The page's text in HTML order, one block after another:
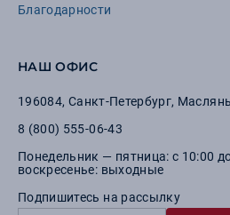
Благодарности
НАШ ОФИС
196084, Санкт-Петербург,
8 (800) 555-06-43
Понедельник — пятница: с 10:00
воскресенье: выходные
Подпишитесь на рассылку